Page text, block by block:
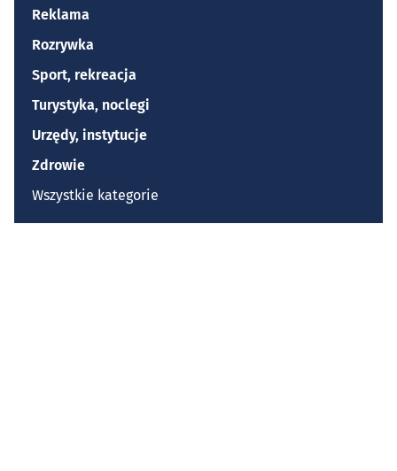
Reklama
Rozrywka
Sport, rekreacja
Turystyka, noclegi
Urzędy, instytucje
Zdrowie
Wszystkie kategorie